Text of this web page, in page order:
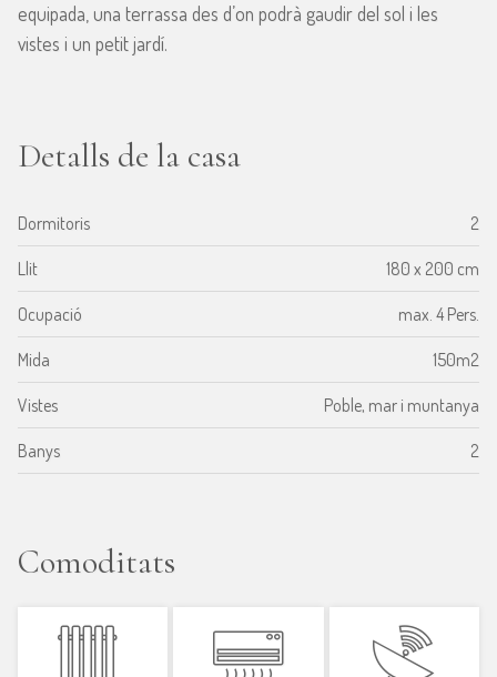
equipada, una terrassa des d’on podrà gaudir del sol i les
vistes i un petit jardí.
Detalls de la casa
Dormitoris 2
Llit 180 x 200 cm
Ocupació max. 4 Pers.
Mida 150m2
Vistes Poble, mar i muntanya
Banys 2
Comoditats